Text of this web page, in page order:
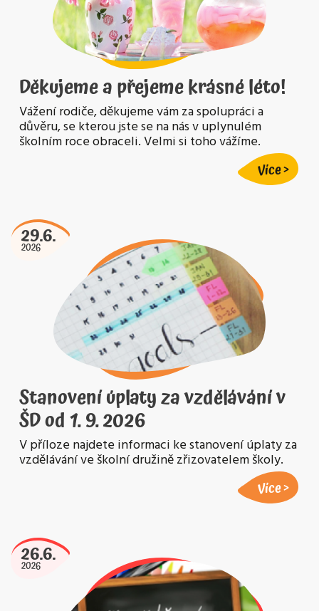
Děkujeme a přejeme krásné léto!
Vážení rodiče, děkujeme vám za spolupráci a
důvěru, se kterou jste se na nás v uplynulém
školním roce obraceli. Velmi si toho vážíme.
Více
29.6.
2026
Stanovení úplaty za vzdělávání v
ŠD od 1. 9. 2026
V příloze najdete informaci ke stanovení úplaty za
vzdělávání ve školní družině zřizovatelem školy.
Více
26.6.
2026